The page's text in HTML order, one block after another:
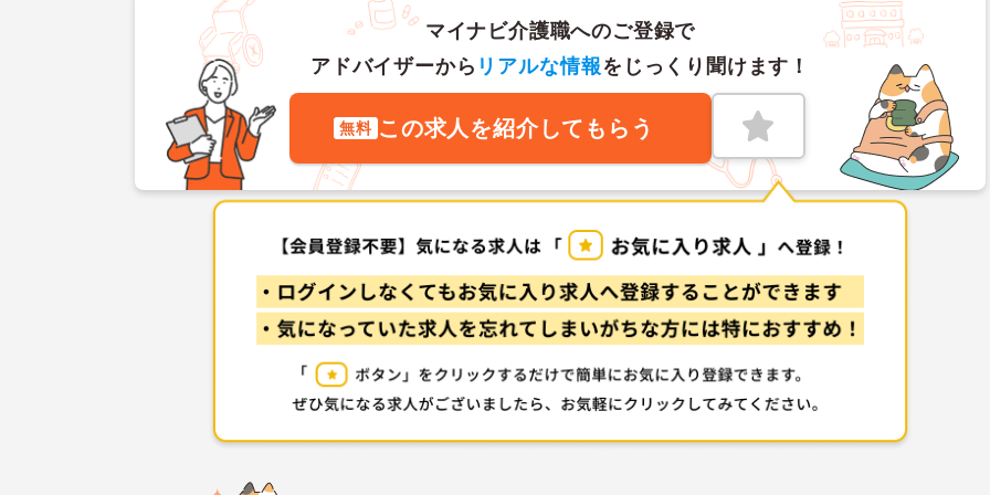
マイナビ介護職へのご登録で
アドバイザーから リアルな情報をじっくり聞けます！
無料 この求人を紹介してもらう